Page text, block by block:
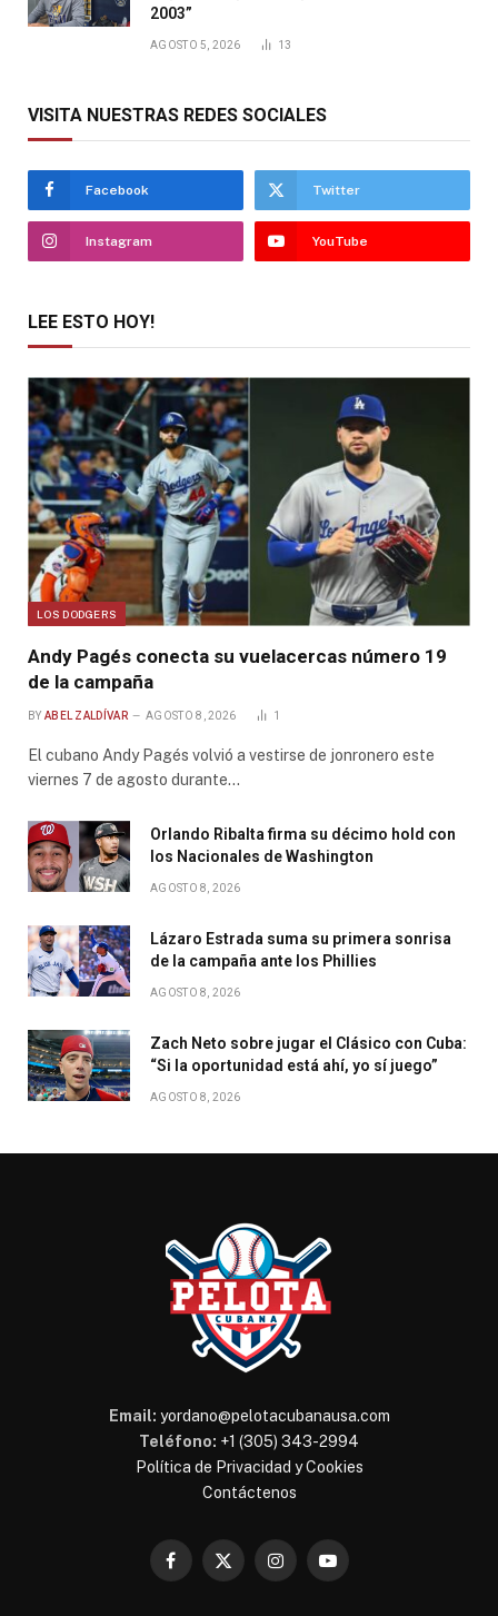
2003”
AGOSTO 5, 2026 13
VISITA NUESTRAS REDES SOCIALES
Facebook Twitter
Instagram YouTube
LEE ESTO HOY!
LOS DODGERS
Andy Pagés conecta su vuelacercas número 19
de la campaña
BY ABEL ZALDÍVAR AGOSTO 8, 2026 1
El cubano Andy Pagés volvió a vestirse de jonronero este
viernes 7 de agosto durante…
Orlando Ribalta firma su décimo hold con
los Nacionales de Washington
AGOSTO 8, 2026
Lázaro Estrada suma su primera sonrisa
de la campaña ante los Phillies
AGOSTO 8, 2026
Zach Neto sobre jugar el Clásico con Cuba:
“Si la oportunidad está ahí, yo sí juego”
AGOSTO 8, 2026
Email: yordano@pelotacubanausa.com
Teléfono: +1 (305) 343-2994
Política de Privacidad y Cookies
Contáctenos
Facebook
X
InstagramYouTube